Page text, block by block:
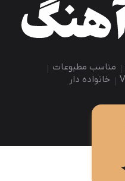
مناسب مطبوعات
خانواده دار